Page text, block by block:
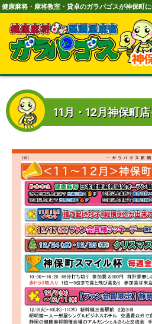
健康麻将・麻将教室・貸卓のガラパゴスが神保町
11月・12月神保町